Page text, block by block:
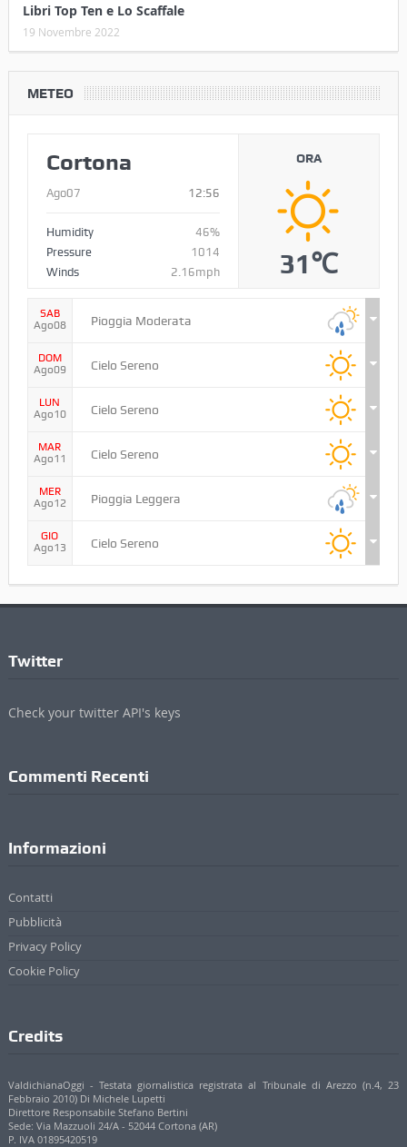
Libri Top Ten e Lo Scaffale
19 Novembre 2022
METEO
Cortona
Ago07 12:56
Humidity
46%
Pressure
1014
Winds
2.16mph
ORA
31℃
SAB
Ago08
Pioggia Moderata
DOM
Ago09
Cielo Sereno
LUN
Ago10
Cielo Sereno
MAR
Ago11
Cielo Sereno
MER
Ago12
Pioggia Leggera
GIO
Ago13
Cielo Sereno
Twitter
Check your twitter API's keys
Commenti Recenti
Informazioni
Contatti
Pubblicità
Privacy Policy
Cookie Policy
Credits
ValdichianaOggi - Testata giornalistica registrata al Tribunale di Arezzo (n.4, 23
Febbraio 2010) Di Michele Lupetti
Direttore Responsabile Stefano Bertini
Sede: Via Mazzuoli 24/A - 52044 Cortona (AR)
P. IVA 01895420519